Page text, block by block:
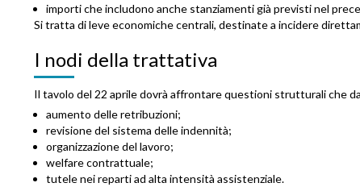
importi che includono anche stanziamenti già previsti nel
Si tratta di leve economiche centrali, destinate a incidere
I nodi della trattativa
Il tavolo del 22 aprile dovrà affrontare questioni strutturali che
aumento delle retribuzioni;
revisione del sistema delle indennità;
organizzazione del lavoro;
welfare contrattuale;
tutele nei reparti ad alta intensità assistenziale.